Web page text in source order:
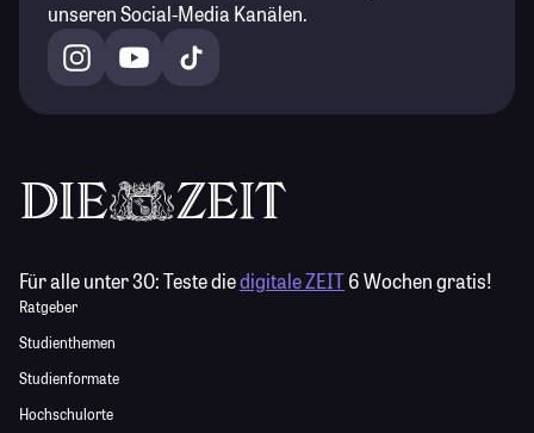
unseren Social-Media Kanälen.
Für alle unter 30:Teste diedigitale ZEIT6 Wochen gratis!
Ratgeber
Studienthemen
Studienformate
Hochschulorte